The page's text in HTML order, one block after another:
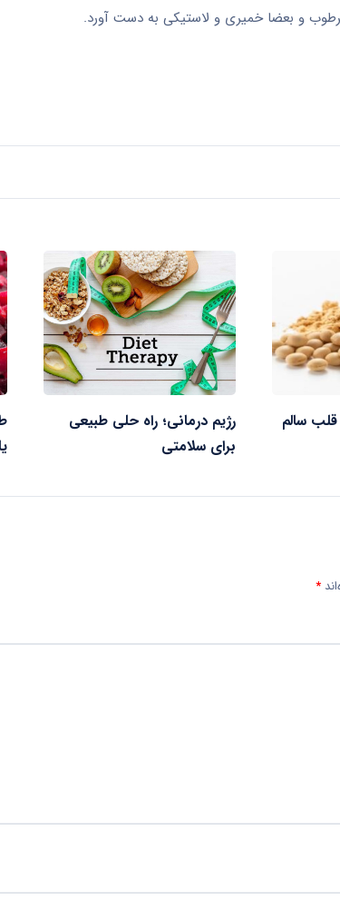
و بعضا خمیری و لاستیكی به دست آورد.
سالم
رژیم درمانی؛ راه حلی طبیعی
برای سلامتی
*